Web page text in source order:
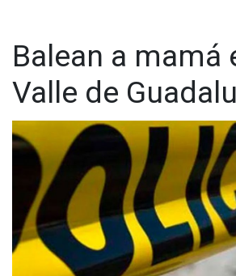
Balean a mamá
Valle de